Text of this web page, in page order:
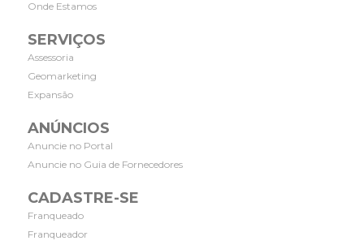
Onde Estamos
SERVIÇOS
Assessoria
Geomarketing
Expansão
ANÚNCIOS
Anuncie no Portal
Anuncie no Guia de Fornecedores
CADASTRE-SE
Franqueado
Franqueador